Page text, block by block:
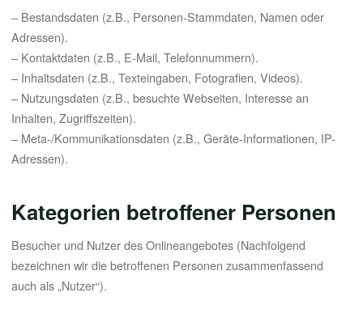
– Bestandsdaten (z.B., Personen-Stammdaten, Namen oder
Adressen).
– Kontaktdaten (z.B., E-Mail, Telefonnummern).
– Inhaltsdaten (z.B., Texteingaben, Fotografien, Videos).
– Nutzungsdaten (z.B., besuchte Webseiten, Interesse an
Inhalten, Zugriffszeiten).
– Meta-/Kommunikationsdaten (z.B., Geräte-Informationen, IP-
Adressen).
Kategorien betroffener Personen
Besucher und Nutzer des Onlineangebotes (Nachfolgend
bezeichnen wir die betroffenen Personen zusammenfassend
auch als „Nutzer“).